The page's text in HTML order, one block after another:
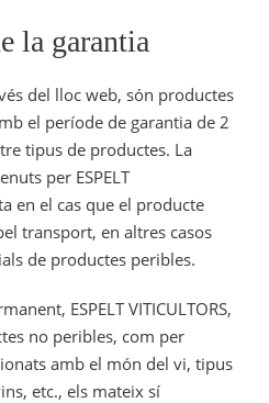
la garantia
del lloc web, són productes
el període de garantia de 2
tipus de productes. La
per ESPELT
en el cas que el producte
transport, en altres casos
de productes peribles.
ESPELT VITICULTORS,
no peribles, com per
amb el món del vi, tipus
etc., els mateix sí